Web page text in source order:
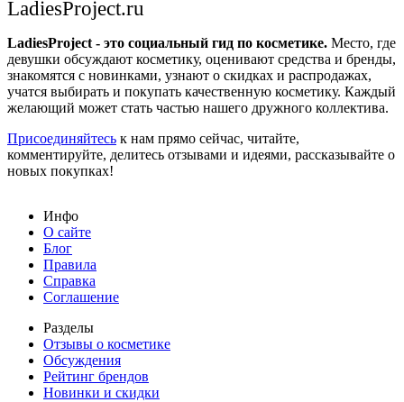
LadiesProject.ru
LadiesProject - это социальный гид по косметике. Место, где
девушки обсуждают косметику, оценивают средства и бренды,
знакомятся с новинками, узнают о скидках и распродажах,
учатся выбирать и покупать качественную косметику. Каждый
желающий может стать частью нашего дружного коллектива.
Присоединяйтесь к нам прямо сейчас, читайте,
комментируйте, делитесь отзывами и идеями, рассказывайте о
новых покупках!
Инфо
О сайте
Блог
Правила
Справка
Соглашение
Разделы
Отзывы о косметике
Обсуждения
Рейтинг брендов
Новинки и скидки